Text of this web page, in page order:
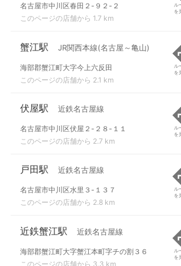
名古屋市中川区春田２-９２-２
このページの店舗から 1.7 km
ル
を
蟹江駅 JR関西本線(名古屋～亀山)
海部郡蟹江町大字今上六反田
このページの店舗から 2.1 km
ル
を
伏屋駅 近鉄名古屋線
名古屋市中川区伏屋２-２８-１１
このページの店舗から 2.7 km
ル
を
戸田駅 近鉄名古屋線
名古屋市中川区水里３-１３７
このページの店舗から 2.8 km
ル
を
近鉄蟹江駅 近鉄名古屋線
海部郡蟹江町大字蟹江本町字チの割３６
このページの店舗から 3.3 km
ル
を